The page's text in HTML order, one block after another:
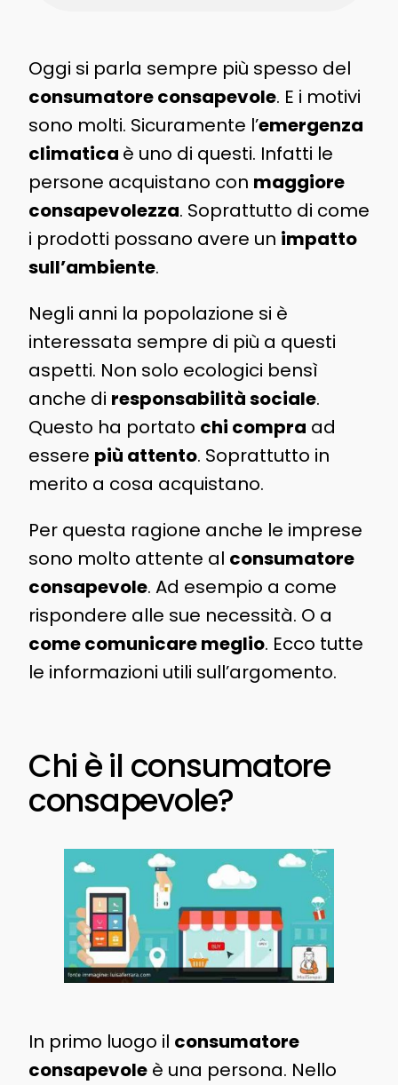
Oggi si parla sempre più spesso del
consumatore consapevole. E i motivi
sono molti. Sicuramente l’emergenza
climatica è uno di questi. Infatti le
persone acquistano con maggiore
consapevolezza. Soprattutto di come
i prodotti possano avere un impatto
sull’ambiente.
Negli anni la popolazione si è
interessata sempre di più a questi
aspetti. Non solo ecologici bensì
anche di responsabilità sociale.
Questo ha portato chi compra ad
essere più attento. Soprattutto in
merito a cosa acquistano.
Per questa ragione anche le imprese
sono molto attente al consumatore
consapevole. Ad esempio a come
rispondere alle sue necessità. O a
come comunicare meglio. Ecco tutte
le informazioni utili sull’argomento.
Chi è il consumatore
consapevole?
In primo luogo il consumatore
consapevoleè una persona. Nello